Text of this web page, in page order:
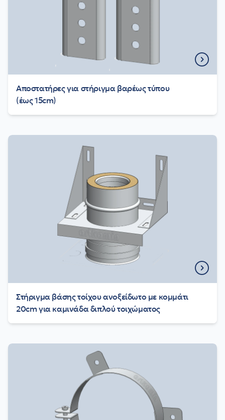
Αποστατήρες για στήριγμα βαρέως τύπου
(έως 15cm)
Στήριγμα βάσης τοίχου ανοξείδωτο με κομμάτι
20cm για καμινάδα διπλού τοιχώματος